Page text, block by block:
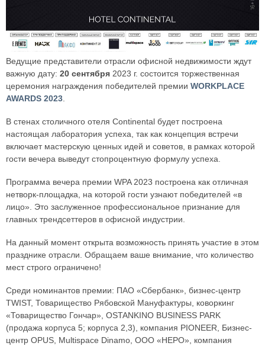
Ведущие представители отрасли офисной недвижимости ждут
важную дату: 20 сентября 2023 г. состоится торжественная
церемония награждения победителей премии WORKPLACE
AWARDS 2023.
В стенах столичного отеля Continental будет построена
настоящая лаборатория успеха, так как концепция встречи
включает мастерскую ценных идей и советов, в рамках которой
гости вечера выведут стопроцентную формулу успеха.
Программа вечера премии WPA 2023 построена как отличная
нетворк-площадка, на которой гости узнают победителей «в
лицо». Это заслуженное профессиональное признание для
главных трендсеттеров в офисной индустрии.
На данный момент открыта возможность принять участие в этом
празднике отрасли. Обращаем ваше внимание, что количество
мест строго ограничено!
Среди номинантов премии: ПАО «Сбербанк», бизнес-центр
TWIST, Товарищество Рябовской Мануфактуры, коворкинг
«Товарищество Гончар», OSTANKINO BUSINESS PARK
(продажа корпуса 5; корпуса 2,3), компания PIONEER, Бизнес-
центр OPUS, Multispace Dinamo, ООО «НЕРО», компания